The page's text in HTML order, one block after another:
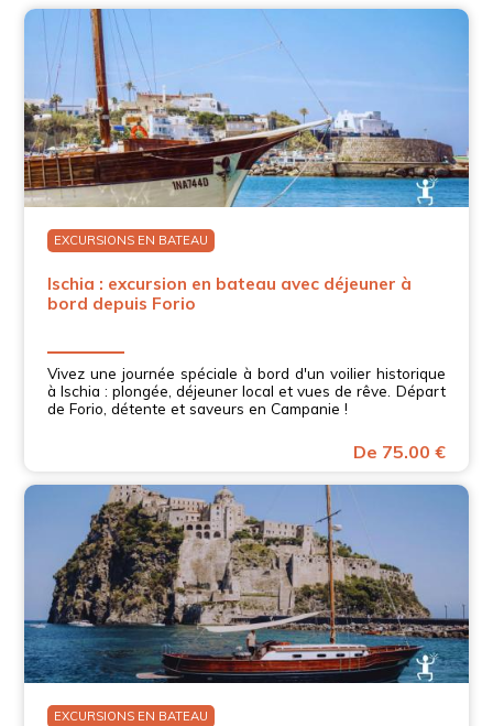
EXCURSIONS EN BATEAU
Ischia : excursion en bateau avec déjeuner à
bord depuis Forio
Vivez une journée spéciale à bord d'un voilier historique
à Ischia : plongée, déjeuner local et vues de rêve. Départ
de Forio, détente et saveurs en Campanie !
De 75.00 €
EXCURSIONS EN BATEAU